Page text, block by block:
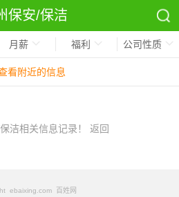
保安/保洁
月薪 福利 公司性质
看附近的信息
洁相关信息记录！ 返回
ebaixing.com 百姓网